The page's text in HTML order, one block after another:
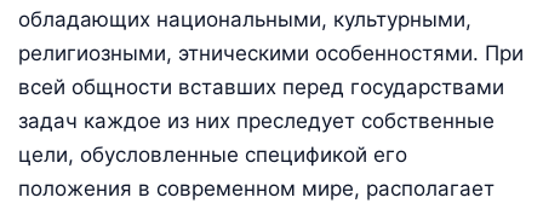
обладающих национальными, культурными,
религиозными, этническими особенностями. При
всей общности вставших перед государствами
задач каждое из них преследует собственные
цели, обусловленные спецификой его
положения в современном мире, располагает